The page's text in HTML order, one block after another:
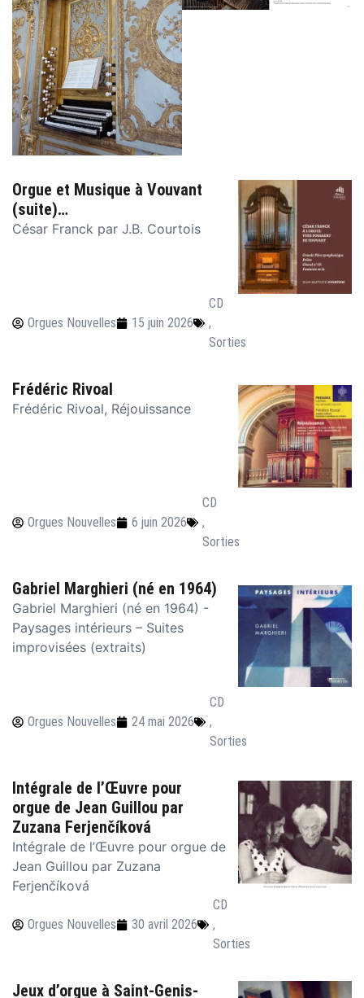
Orgue et Musique à Vouvant
(suite)…
César Franck par J.B. Courtois
Orgues Nouvelles 15 juin 2026
CD
,
Sorties
Frédéric Rivoal
Frédéric Rivoal, Réjouissance
Orgues Nouvelles 6 juin 2026
CD
,
Sorties
Gabriel Marghieri (né en 1964)
Gabriel Marghieri (né en 1964) -
Paysages intérieurs – Suites
improvisées (extraits)
Orgues Nouvelles 24 mai 2026
CD
,
Sorties
Intégrale de l’Œuvre pour
orgue de Jean Guillou par
Zuzana Ferjenčíková
Intégrale de l’Œuvre pour orgue de
Jean Guillou par Zuzana
Ferjenčíková
Orgues Nouvelles 30 avril 2026
CD
,
Sorties
Jeux d’orgue à Saint-Genis-